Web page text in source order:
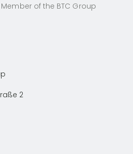
Member of the BTC Group
2